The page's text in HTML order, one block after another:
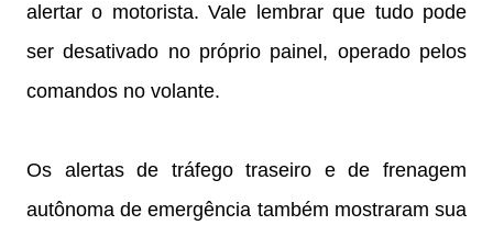
alertar o motorista. Vale lembrar que tudo pode
ser desativado no próprio painel, operado pelos
comandos no volante.
Os alertas de tráfego traseiro e de frenagem
autônoma de emergência também mostraram sua